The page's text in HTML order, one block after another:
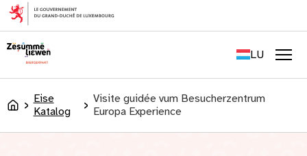
content
LU
DE
Accueil
Eise
Katalog
Visite guidée vum Besucherzentrum
Europa Experience